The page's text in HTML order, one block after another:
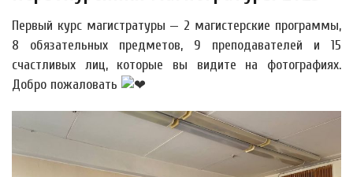
Первый курс магистратуры — 2 магистерские программы,
8 обязательных предметов, 9 преподавателей и 15
счастливых лиц, которые вы видите на фотографиях.
Добро пожаловать